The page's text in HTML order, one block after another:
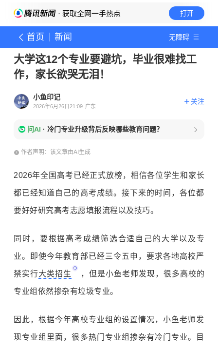
· 获取全网一手热点 打开
首页 新闻 无障碍
大学这12个专业要避坑，毕业很难找工
作，家长欲哭无泪！
小鱼印记
2026年6月26日21:09 广东
关注
问AI · 冷门专业升级背后反映哪些教育问题？
作者声明：该文章由AI生成
2026年全国高考已经正式放榜，相信各位学生和家长
都已经知道自己的高考成绩。接下来的时间，各位都
要好好研究高考志愿填报流程以及技巧。
同时，要根据高考成绩筛选合适自己的大学以及专
业。即使今年教育部已经三令五申，要求各地高校严
禁实行大类招生 ，但是小鱼老师发现，很多高校的
专业组依然掺杂有垃圾专业。
因此，根据今年高校专业组的设置情况，小鱼老师发
现专业组里面，很多热门专业组掺杂有冷门专业。目